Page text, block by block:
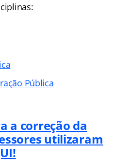
Pública
a correção da
utilizaram